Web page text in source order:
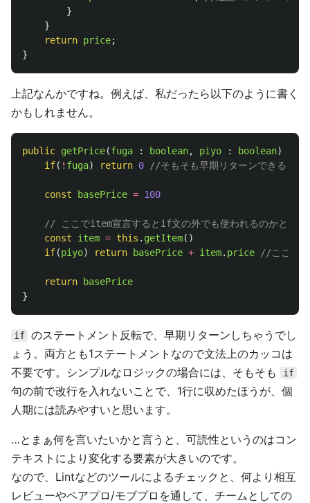
}
}
return price;
}
上記なんかですね。例えば、私だったら以下のように書く
かもしれません。
public getPrice(fuga : boolean, piyo : boolean)
if( ! fuga) return 0 //そもそも早期リターンできる
const basePrice = 100
// ここでitem宣言するとif文の外でも使われるのかと思わ
const
item = this . getItem()
if(piyo) return basePrice + item. price //ここはカ
return
basePrice
}
if のステートメント反転で、早期リターンしちゃうでし
ょう。両方とも1ステートメントなので文法上のカッコは
不要です。シンプルなロジックの場合には、そもそも
if
句の前で改行を入れないことで、1行に収めたほうが、個
人期には読みやすいと思います。
…とまぁ何を言いたいかと言うと、可読性というのはコン
テキストにより変化する要素が大きいのです。
なので、Lintなどのツールによるチェックと、何より相互
レビューやペアプロ/モブプロを通して、チームとしての